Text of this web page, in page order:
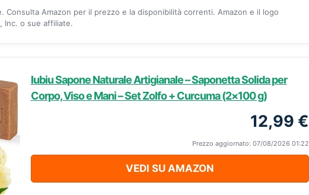
Consulta Amazon per il prezzo e la disponibilità correnti. Amazon e il logo
Inc. o sue affiliate.
lubiu Sapone Naturale Artigianale – Saponetta Solida per
Corpo, Viso e Mani – Set Zolfo + Curcuma (2×100 g)
12,99 €
Prezzo aggiornato: 07/08/2026 01:22
VEDI SU AMAZON